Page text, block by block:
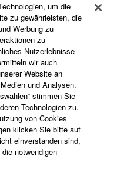
um die
zu gewährleisten, die
Werbung zu
zu
Nutzerlebnisse
wir auch
Website an
und Analysen.
stimmen Sie
Technologien zu.
von Cookies
klicken Sie bitte auf
einverstanden sind,
notwendigen